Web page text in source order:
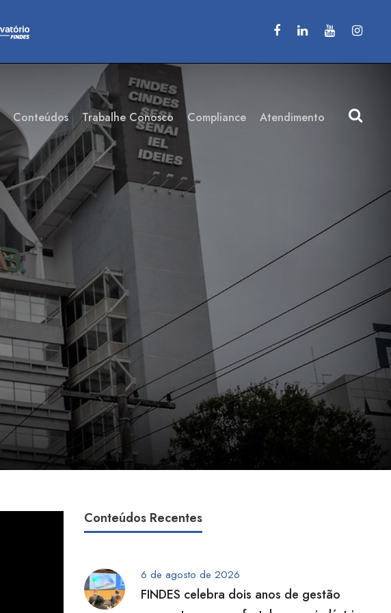
Conteúdos Trabalhe Conosco Compliance Atendimento
Conteúdos Recentes
6 de agosto de 2026
FINDES celebra dois anos de gestão